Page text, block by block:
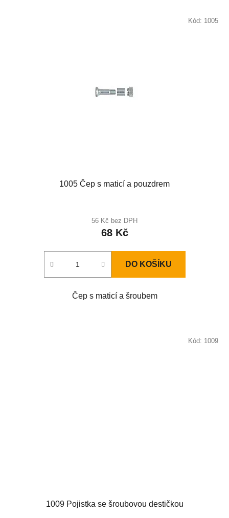
1005 Čep s maticí a pouzdrem
56 Kč bez DPH
68 Kč
DO KOŠÍKU
Čep s maticí a šroubem
Kód: 1005
1009 Pojistka se šroubovou destičkou
Kód: 1009